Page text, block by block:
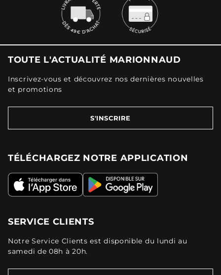
TOUTE L'ACTUALITÉ MARIONNAUD
Inscrivez-vous et découvrez nos dernières nouvelles
et promotions
S'INSCRIRE
TÉLÉCHARGEZ NOTRE APPLICATION
SERVICE CLIENTS
Notre Service Clients est disponible du lundi au
samedi de 08h à 20h.